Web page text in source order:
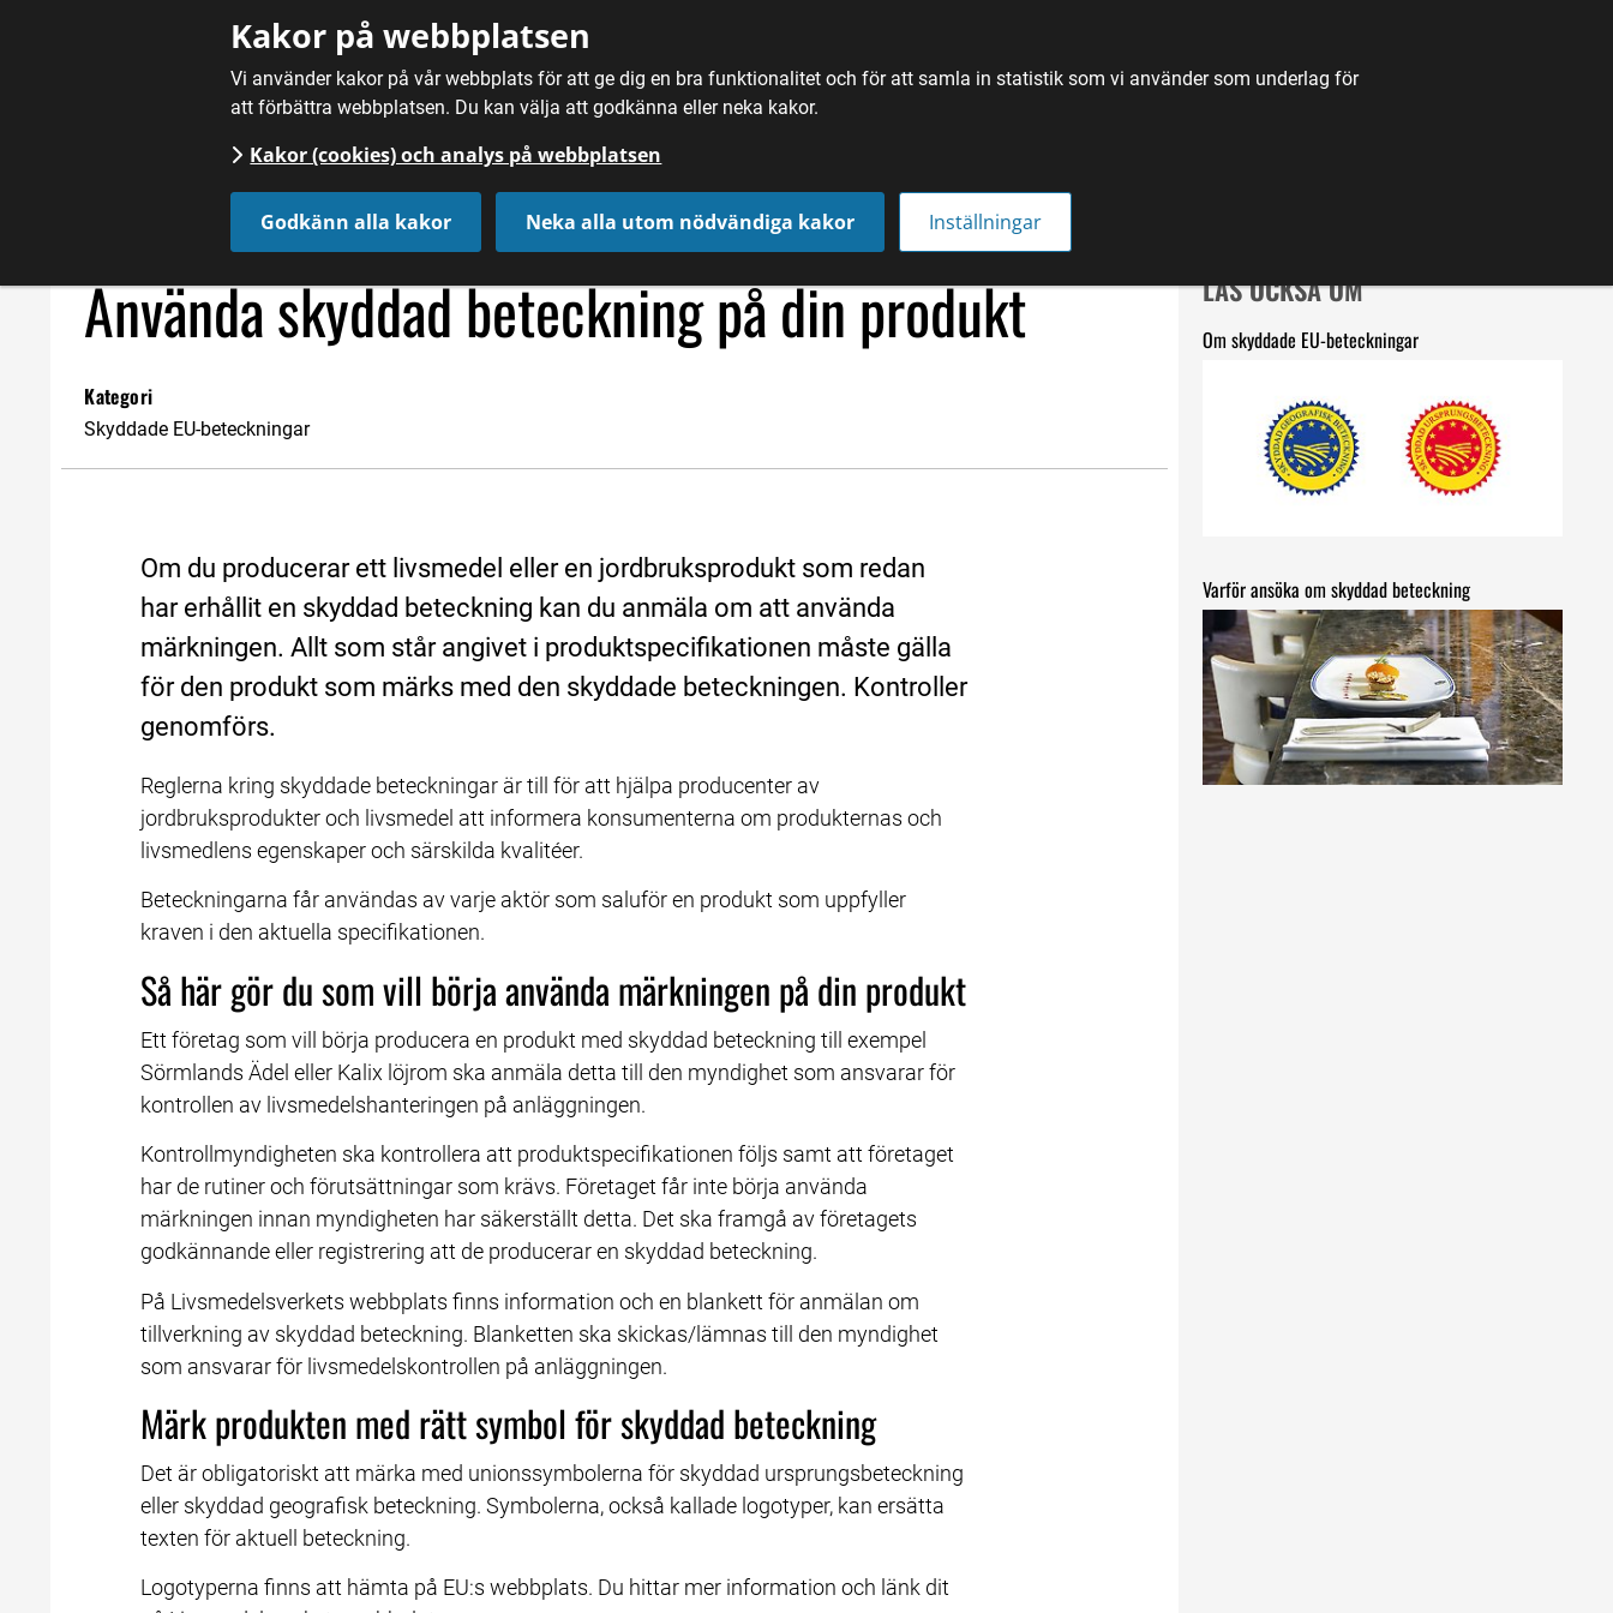
Kakor på webbplatsen
Vi använder kakor på vår webbplats för att ge dig en bra funktionalitet och för att samla in statistik som vi använder som underlag för
att förbättra webbplatsen. Du kan välja att godkänna eller neka kakor.
Kakor (cookies) och analys på webbplatsen
Godkänn alla kakor Neka alla utom nödvändiga kakor Inställningar
FÖRDJUPNING
Skyddad EU-beteckning / Använda skyddad beteckning på din produkt
Använda skyddad beteckning på din produkt
Kategori
Skyddade EU-beteckningar
Om du producerar ett livsmedel eller en jordbruksprodukt som redan
har erhållit en skyddad beteckning kan du anmäla om att använda
märkningen. Allt som står angivet i produktspecifikationen måste gälla
för den produkt som märks med den skyddade beteckningen. Kontroller
genomförs.
Reglerna kring skyddade beteckningar är till för att hjälpa producenter av
jordbruksprodukter och livsmedel att informera konsumenterna om produkternas och
livsmedlens egenskaper och särskilda kvalitéer.
Beteckningarna får användas av varje aktör som saluför en produkt som uppfyller
kraven i den aktuella specifikationen.
Så här gör du som vill börja använda märkningen på din produkt
Ett företag som vill börja producera en produkt med skyddad beteckning till exempel
Sörmlands Ädel eller Kalix löjrom ska anmäla detta till den myndighet som ansvarar för
kontrollen av livsmedelshanteringen på anläggningen.
Kontrollmyndigheten ska kontrollera att produktspecifikationen följs samt att företaget
har de rutiner och förutsättningar som krävs. Företaget får inte börja använda
märkningen innan myndigheten har säkerställt detta. Det ska framgå av företagets
godkännande eller registrering att de producerar en skyddad beteckning.
På Livsmedelsverkets webbplats finns information och en blankett för anmälan om
tillverkning av skyddad beteckning. Blanketten ska skickas/lämnas till den myndighet
som ansvarar för livsmedelskontrollen på anläggningen.
Märk produkten med rätt symbol för skyddad beteckning
Det är obligatoriskt att märka med unionssymbolerna för skyddad ursprungsbeteckning
eller skyddad geografisk beteckning. Symbolerna, också kallade logotyper, kan ersätta
texten för aktuell beteckning.
Logotyperna finns att hämta på EU:s webbplats. Du hittar mer information och länk dit
LÄS OCKSÅ OM
Om skyddade EU-beteckningar
Varför ansöka om skyddad beteckning